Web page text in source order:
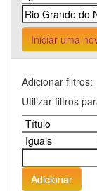
Iniciar uma
Adicionar filtros:
Utilizar filtros